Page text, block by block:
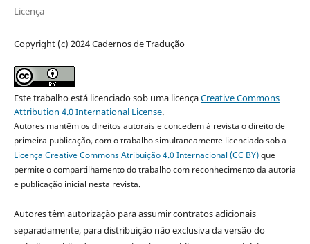
Licença
Copyright (c) 2024 Cadernos de Tradução
Este trabalho está licenciado sob uma licençaCreative Commons
Attribution 4.0 International License.
Autores mantêm os direitos autorais e concedem à revista o direito de
primeira publicação, com o trabalho simultaneamente licenciado sob a
Licença Creative Commons Atribuição 4.0 Internacional (CC BY)que
permite o compartilhamento do trabalho com reconhecimento da autoria
e publicação inicial nesta revista.
Autores têm autorização para assumir contratos adicionais
separadamente, para distribuição não exclusiva da versão do